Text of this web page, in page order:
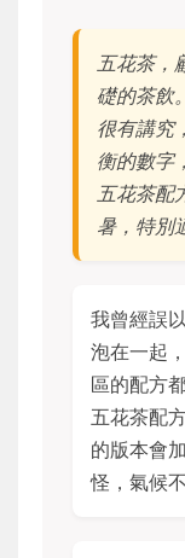
五花茶，
礎的茶飲
很有講究
衡的數字
五花茶配
暑，特別
我曾經誤
泡在一起
區的配方
五花茶配
的版本會
怪，氣候